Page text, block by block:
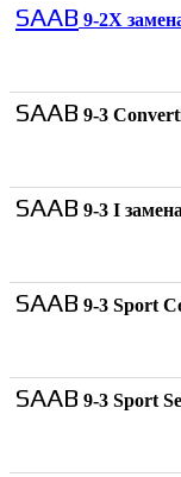
SAAB 9-2X
SAAB 9-3
SAAB 9-3 I
SAAB 9-3 Sport
SAAB 9-3 Sport